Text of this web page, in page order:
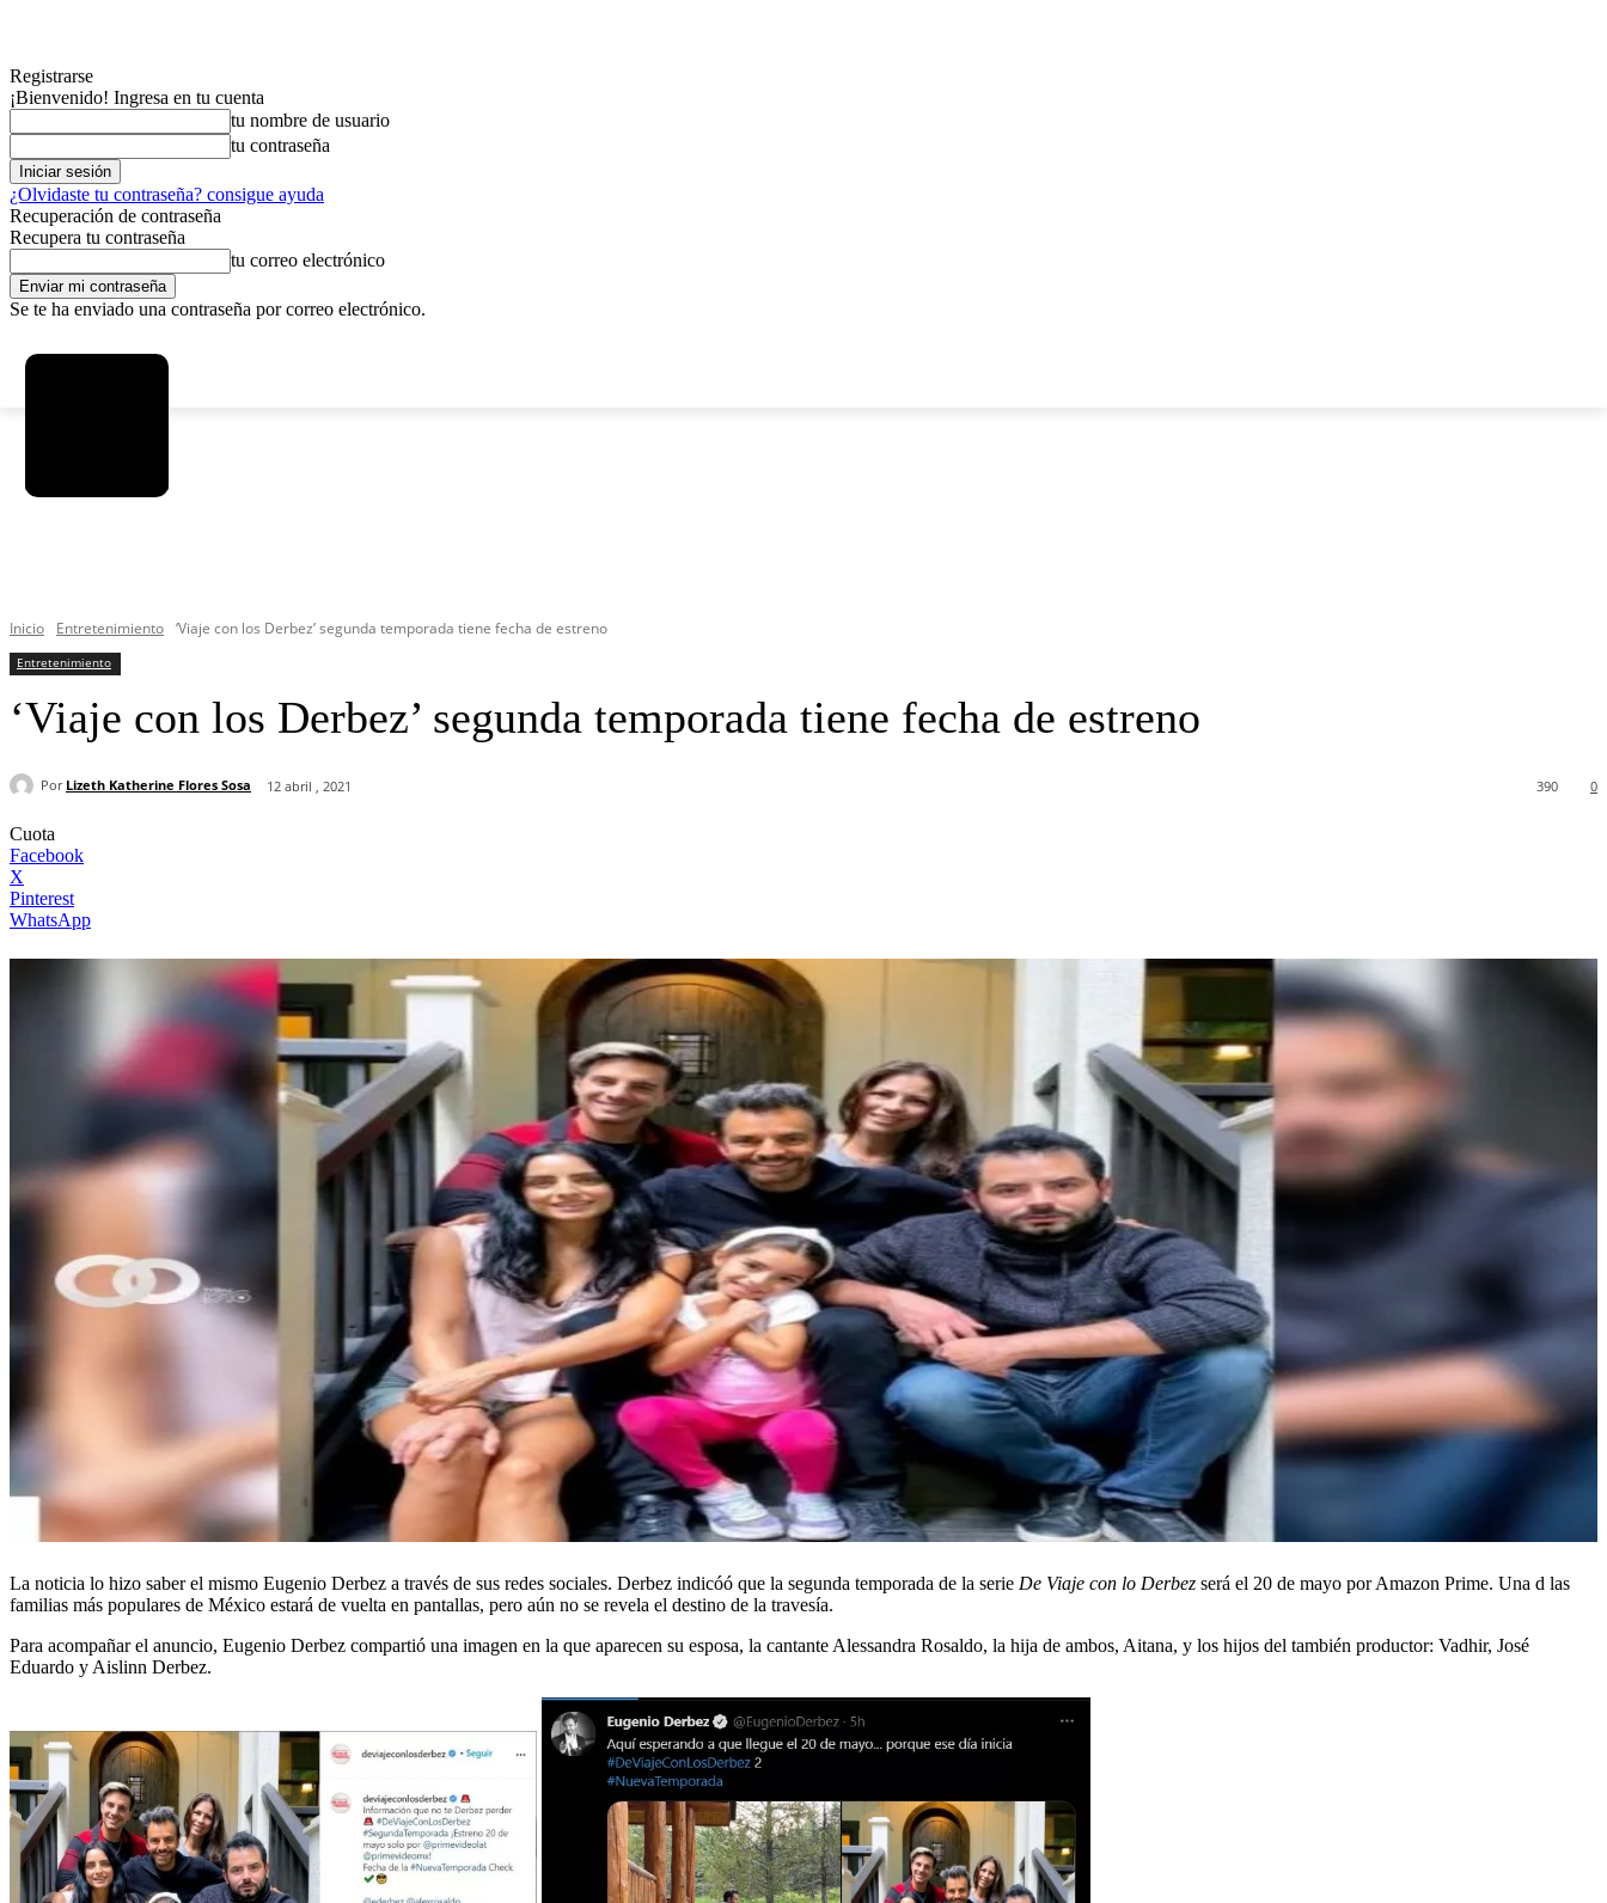
Registrarse
¡Bienvenido! Ingresa en tu cuenta
tu nombre de usuario
tu contraseña
¿Olvidaste tu contraseña? consigue ayuda
Recuperación de contraseña
Recupera tu contraseña
tu correo electrónico
Se te ha enviado una contraseña por correo electrónico.
Inicio Entretenimiento ‘Viaje con los Derbez’ segunda temporada tiene fecha de estreno
Entretenimiento
‘Viaje con los Derbez’ segunda temporada tiene fecha de estreno
Por Lizeth Katherine Flores Sosa 12 abril , 2021 0
390
Cuota
Facebook
X
Pinterest
WhatsApp
La noticia lo hizo saber el mismo Eugenio Derbez a través de sus redes sociales. Derbez indicóó que la segunda temporada de la serie De Viaje con lo Derbez será el 20 de mayo por Amazon Prime. Una d las
familias más populares de México estará de vuelta en pantallas, pero aún no se revela el destino de la travesía.
Para acompañar el anuncio, Eugenio Derbez compartió una imagen en la que aparecen su esposa, la cantante Alessandra Rosaldo, la hija de ambos, Aitana, y los hijos del también productor: Vadhir, José
Eduardo y Aislinn Derbez.